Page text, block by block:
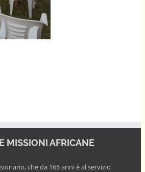
MISSIONI AFRICANE
che da 165 anni è al servizio